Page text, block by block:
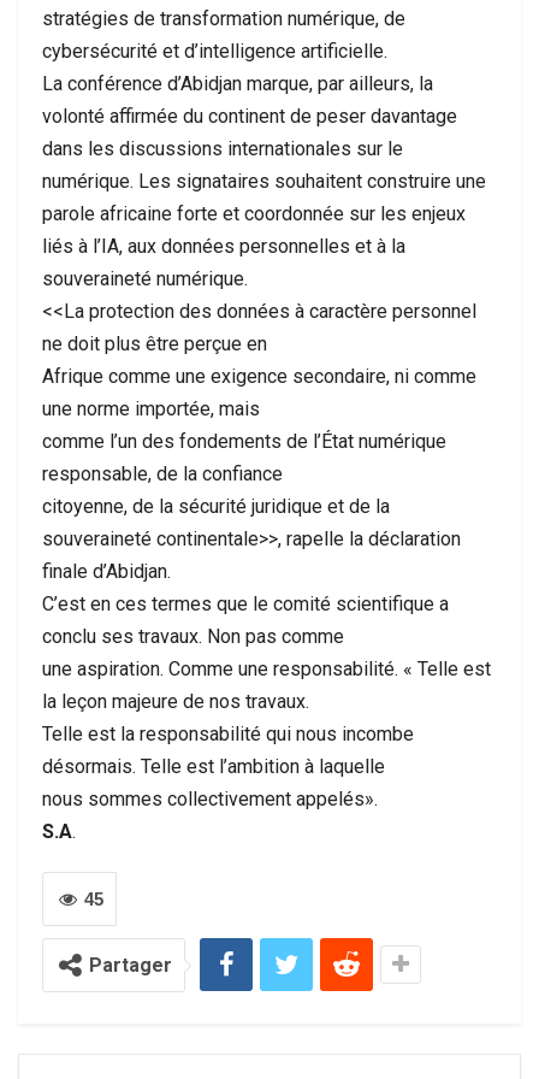
stratégies de transformation numérique, de
cybersécurité et d’intelligence artificielle.
La conférence d’Abidjan marque, par ailleurs, la
volonté affirmée du continent de peser davantage
dans les discussions internationales sur le
numérique. Les signataires souhaitent construire une
parole africaine forte et coordonnée sur les enjeux
liés à l’IA, aux données personnelles et à la
souveraineté numérique.
<<La protection des données à caractère personnel
ne doit plus être perçue en
Afrique comme une exigence secondaire, ni comme
une norme importée, mais
comme l’un des fondements de l’État numérique
responsable, de la confiance
citoyenne, de la sécurité juridique et de la
souveraineté continentale>>, rapelle la déclaration
finale d’Abidjan.
C’est en ces termes que le comité scientifique a
conclu ses travaux. Non pas comme
une aspiration. Comme une responsabilité. « Telle est
la leçon majeure de nos travaux.
Telle est la responsabilité qui nous incombe
désormais. Telle est l’ambition à laquelle
nous sommes collectivement appelés».
S.A.
45
Partager